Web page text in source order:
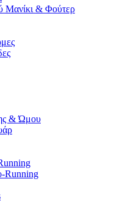
& Φούτερ
& Ώμου
Running